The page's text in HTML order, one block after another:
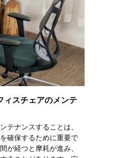
ィスチェアのメンテ
テナンスすることは、
確保するために重要で
が経つと摩耗が進み、